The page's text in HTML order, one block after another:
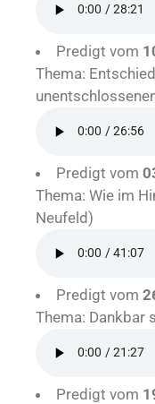
Predigt vom
Thema:
Predigt vom
Thema: Wie im
Neufeld)
Predigt vom
Thema: Dankbar
Predigt vom